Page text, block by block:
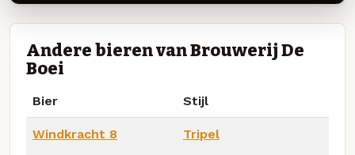
Andere bieren van Brouwerij De
Boei
Bier Stijl
Windkracht 8 Tripel